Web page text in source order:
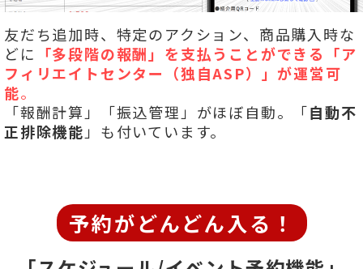
友だち追加時、特定のアクション、商品購入時な
どに 「多段階の報酬」を支払うことができる「ア
フィリエイトセンター（独自ASP）」が運営可
能。
「報酬計算」「振込管理」がほぼ自動。「自動不
正排除機能 」も付いています。
予約がどんどん入る！